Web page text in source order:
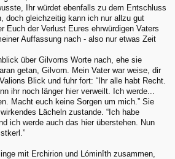
Ihr würdet ebenfalls zu dem Entschluss
doch gleichzeitig kann ich nur allzu gut
Euch der Verlust Eures ehrwürdigen Vaters
Auffassung nach - also nur etwas Zeit
über Gilvorns Worte nach, ehe sie
getan, Gilvorn. Mein Vater war weise, dir
Blick und fuhr fort: “Ihr alle habt Recht.
ihr noch länger hier verweilt. Ich werde...
Macht euch keine Sorgen um mich.” Sie
Lächeln zustande. “Ich habe
ich werde auch das hier überstehen. Nun
mit Erchirion und Lóminîth zusammen,